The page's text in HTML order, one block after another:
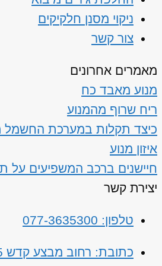
ניקוי מסנן חלקיקים
צור קשר
מאמרים אחרונים
מנוע מאבד כח
ריח שרוף מהמנוע
כיצד תקלות במערכת החשמל
איזון מנוע
חיישנים ברכב המשפיעים על
יצירת קשר
טלפון: 077-3635300
כתובת: רחוב מבצע קדש 55, בני ברק